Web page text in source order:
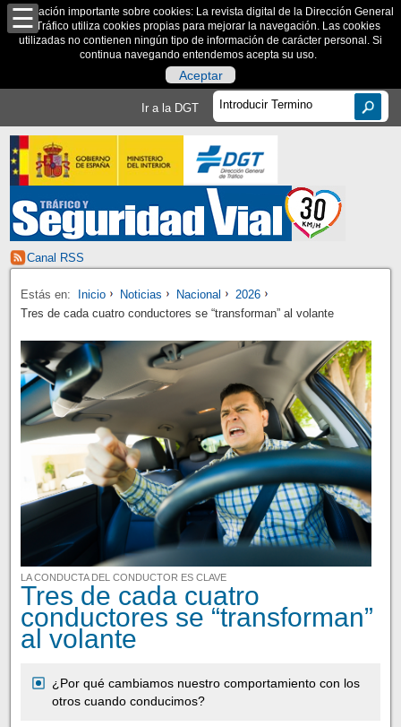
Información importante sobre cookies: La revista digital de la Dirección General
de Tráfico utiliza cookies propias para mejorar la navegación. Las cookies
utilizadas no contienen ningún tipo de información de carácter personal. Si
continua navegando entendemos acepta su uso.
Aceptar
Ir a la DGT
Canal RSS
Estás en: Inicio Noticias Nacional
2026
Tres de cada cuatro conductores se “transforman” al volante
LA CONDUCTA DEL CONDUCTOR ES CLAVE
Tres de cada cuatro
conductores se “transforman”
al volante
¿Por qué cambiamos nuestro comportamiento con los
otros cuando conducimos?